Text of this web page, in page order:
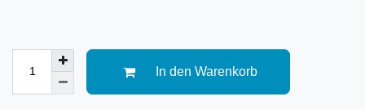
In den Warenkorb